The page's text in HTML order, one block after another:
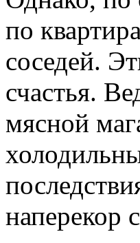
по
соседей.
счастья.
мясной
наперекор